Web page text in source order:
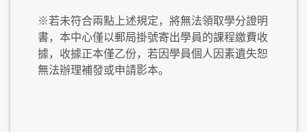
※若未符合兩點上述規定，將無法領取學分證明
書，本中心僅以郵局掛號寄出學員的課程繳費收
據，收據正本僅乙份，若因學員個人因素遺失恕
無法辦理補發或申請影本。